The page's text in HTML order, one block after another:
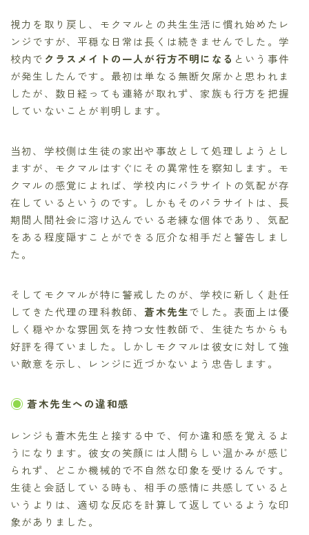
視力を取り戻し、モクマルとの共生生活に慣れ始めたレ
ンジですが、平穏な日常は長くは続きませんでした。学
校内で クラスメイトの一人が行方不明になる という事件
が発生したんです。最初は単なる無断欠席かと思われま
したが、数日経っても連絡が取れず、家族も行方を把握
していないことが判明します。
当初、学校側は生徒の家出や事故として処理しようとし
ますが、モクマルはすぐにその異常性を察知します。モ
クマルの感覚によれば、学校内にパラサイトの気配が存
在しているというのです。しかもそのパラサイトは、長
期間人間社会に溶け込んでいる老練な個体であり、気配
をある程度隠すことができる厄介な相手だと警告しまし
た。
そしてモクマルが特に警戒したのが、学校に新しく赴任
してきた代理の理科教師、蒼木先生でした。表面上は優
しく穏やかな雰囲気を持つ女性教師で、生徒たちからも
好評を得ていました。しかしモクマルは彼女に対して強
い敵意を示し、レンジに近づかないよう忠告します。
蒼木先生への違和感
レンジも蒼木先生と接する中で、何か違和感を覚えるよ
うになります。彼女の笑顔には人間らしい温かみが感じ
られず、どこか機械的で不自然な印象を受けるんです。
生徒と会話している時も、相手の感情に共感していると
いうよりは、適切な反応を計算して返しているような印
象がありました。